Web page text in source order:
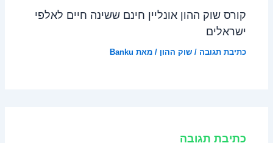
קורס שוק ההון אונליין חינם ששינה חיים לאלפי
ישראלים
כתיבת תגובה /שוק ההון / מאת Banku
כתיבת תגובה